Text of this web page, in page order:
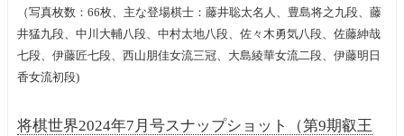
（写真枚数：66枚、主な登場棋士：藤井聡太名人、豊島将之九段、藤
井猛九段、中川大輔八段、中村太地八段、佐々木勇気八段、佐藤紳哉
七段、伊藤匠七段、西山朋佳女流三冠、大島綾華女流二段、伊藤明日
香女流初段)
将棋世界2024年7月号スナップショット（第9期叡王